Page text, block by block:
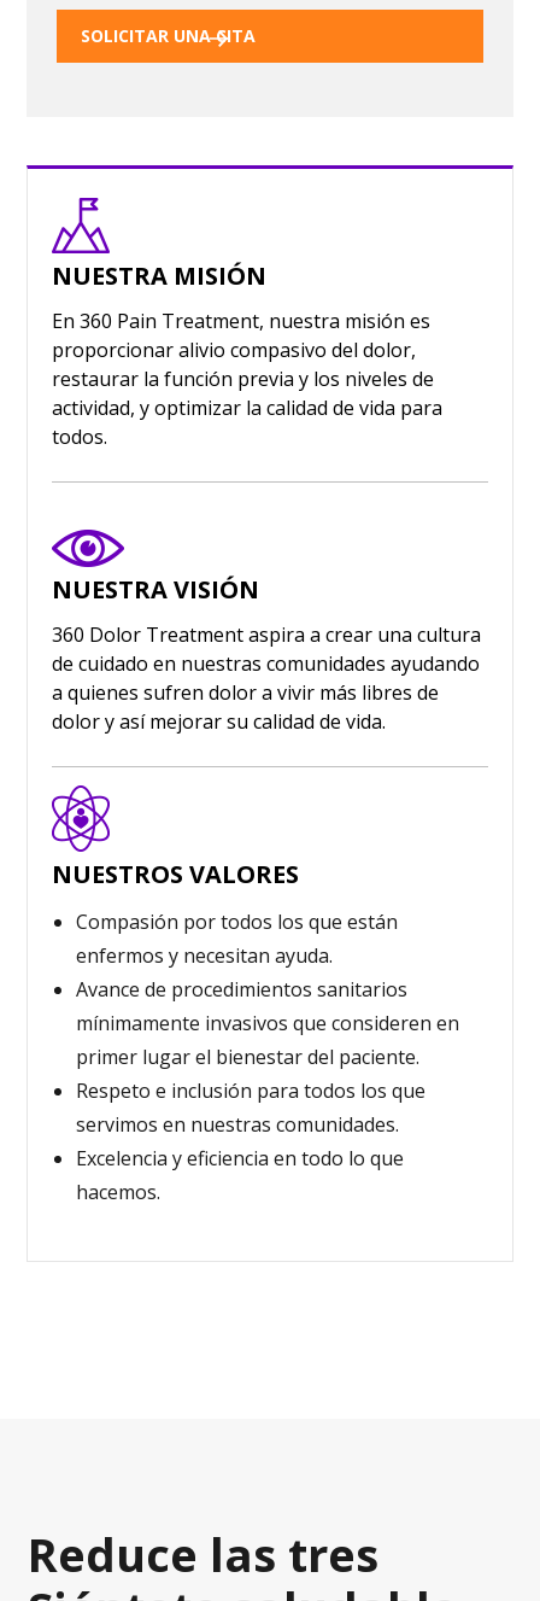
SOLICITAR UNA CITA
NUESTRA MISIÓN
En 360 Pain Treatment, nuestra misión es
proporcionar alivio compasivo del dolor,
restaurar la función previa y los niveles de
actividad, y optimizar la calidad de vida para
todos.
NUESTRA VISIÓN
360 Dolor Treatment aspira a crear una cultura
de cuidado en nuestras comunidades ayudando
a quienes sufren dolor a vivir más libres de
dolor y así mejorar su calidad de vida.
NUESTROS VALORES
Compasión por todos los que están
enfermos y necesitan ayuda.
Avance de procedimientos sanitarios
mínimamente invasivos que consideren en
primer lugar el bienestar del paciente.
Respeto e inclusión para todos los que
servimos en nuestras comunidades.
Excelencia y eficiencia en todo lo que
hacemos.
Reduce las tres